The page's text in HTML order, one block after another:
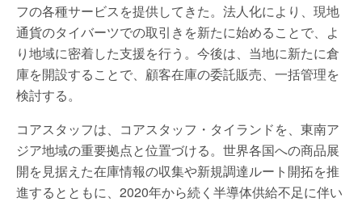
フの各種サービスを提供してきた。法人化により、現地
通貨のタイバーツでの取引きを新たに始めることで、よ
り地域に密着した支援を行う。今後は、当地に新たに倉
庫を開設することで、顧客在庫の委託販売、一括管理を
検討する。
コアスタッフは、コアスタッフ・タイランドを、東南ア
ジア地域の重要拠点と位置づける。世界各国への商品展
開を見据えた在庫情報の収集や新規調達ルート開拓を推
進するとともに、2020年から続く半導体供給不足に伴い